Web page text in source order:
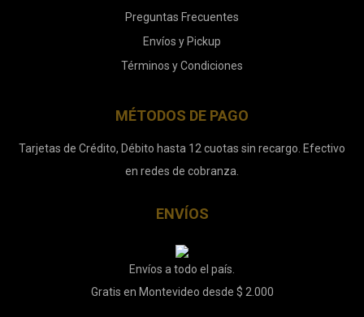
Preguntas Frecuentes
Envíos y Pickup
Términos y Condiciones
MÉTODOS DE PAGO
Tarjetas de Crédito, Débito hasta 12 cuotas sin recargo. Efectivo
en redes de cobranza.
ENVÍOS
Envíos a todo el país.
Gratis en Montevideo desde $ 2.000